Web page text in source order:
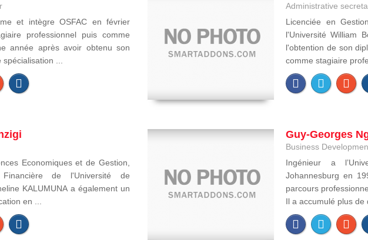
et intègre OSFAC en février
professionnel puis comme
année après avoir obtenu son
...
Administrative
Licenciée en
l'Université William
l'obtention de son
comme stagiaire
Economiques et de Gestion,
de l'Université de
KALUMUNA a également un
en ...
Guy-Georges
Business
Ingénieur a
Johannesburg en
parcours
Il a accumulé plus de